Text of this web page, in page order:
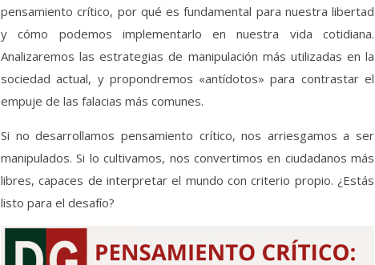
pensamiento crítico, por qué es fundamental para nuestra libertad
y cómo podemos implementarlo en nuestra vida cotidiana.
Analizaremos las estrategias de manipulación más utilizadas en la
sociedad actual, y propondremos «antídotos» para contrastar el
empuje de las falacias más comunes.
Si no desarrollamos pensamiento crítico, nos arriesgamos a ser
manipulados. Si lo cultivamos, nos convertimos en ciudadanos más
libres, capaces de interpretar el mundo con criterio propio. ¿Estás
listo para el desafío?